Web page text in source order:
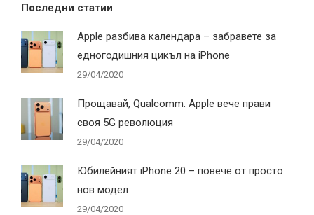
Последни статии
Apple разбива календара – забравете за
едногодишния цикъл на iPhone
29/04/2020
Прощавай, Qualcomm. Apple вече прави
своя 5G революция
29/04/2020
Юбилейният iPhone 20 – повече от просто
нов модел
29/04/2020